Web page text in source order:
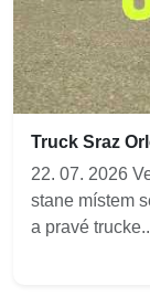
Truck Sraz
22. 07. 2026
stane místem
a pravé